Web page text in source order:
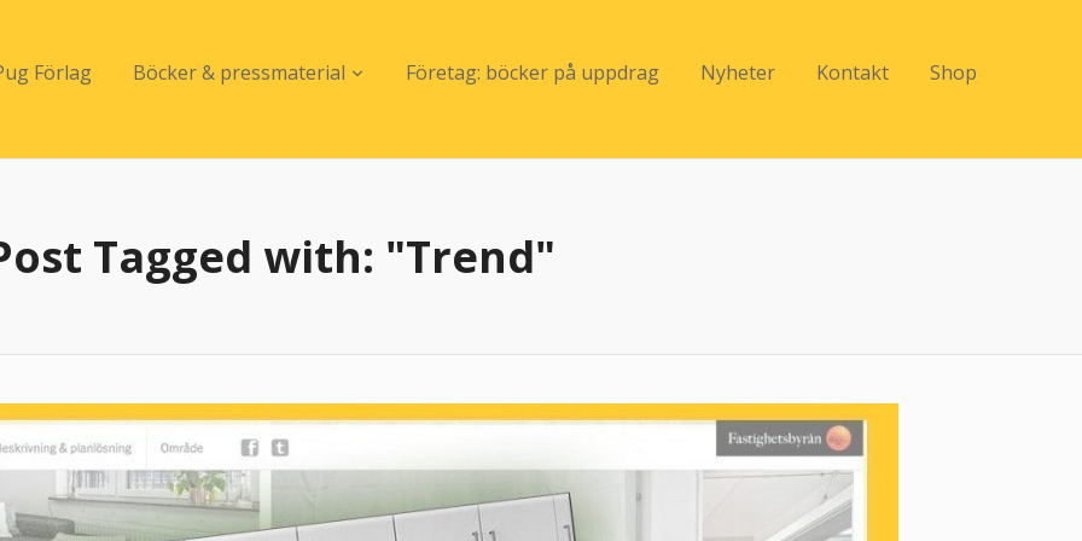
Förlag Böcker & pressmaterial Företag: böcker på uppdrag Nyheter Kontakt Shop
Tagged with: "Trend"